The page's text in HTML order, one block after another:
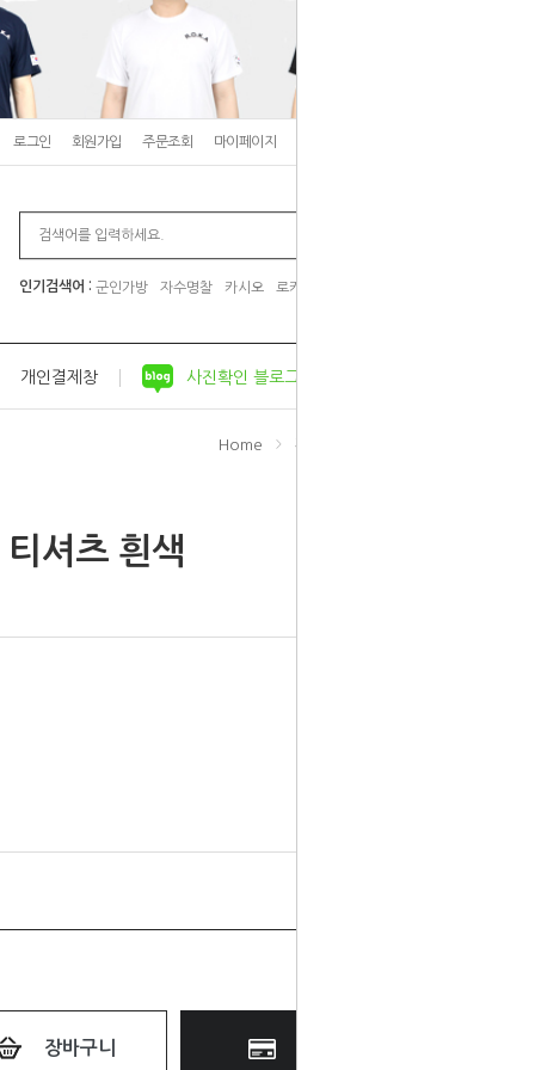
로그인 회원가입 주문조회 마이페이지
인기검색어 : 군인가방 자수명찰 카시오 로카티
개인결제창 사진확인 블로그
Home > 자대생활용품
셔츠 흰색
장바구니